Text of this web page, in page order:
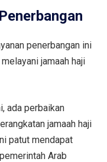
penerbangan ini
jamaah haji
ada perbaikan
jamaah haji
patut mendapat
Arab